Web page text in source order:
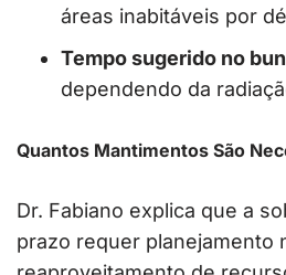
áreas inabitáveis por
Tempo sugerido no
dependendo da
Quantos Mantimentos São
Dr. Fabiano explica que a
prazo requer planejamento